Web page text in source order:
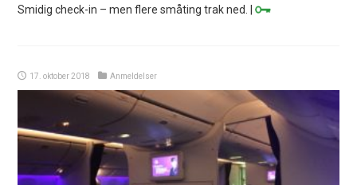
Smidig check-in – men flere småting trak ned. |
17. oktober 2018 Anmeldelser